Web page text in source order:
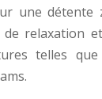
une détente
relaxation
telles que